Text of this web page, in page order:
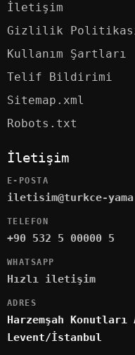
İletişim
Gizlilik
Kullanım Şartları
Telif Bildirimi
Sitemap.xml
Robots.txt
İletişim
E-POSTA
iletisim@turkce-
TELEFON
+90 532 5 00000 5
WHATSAPP
Hızlı iletişim
ADRES
Harzemşah
Levent/İstanbul